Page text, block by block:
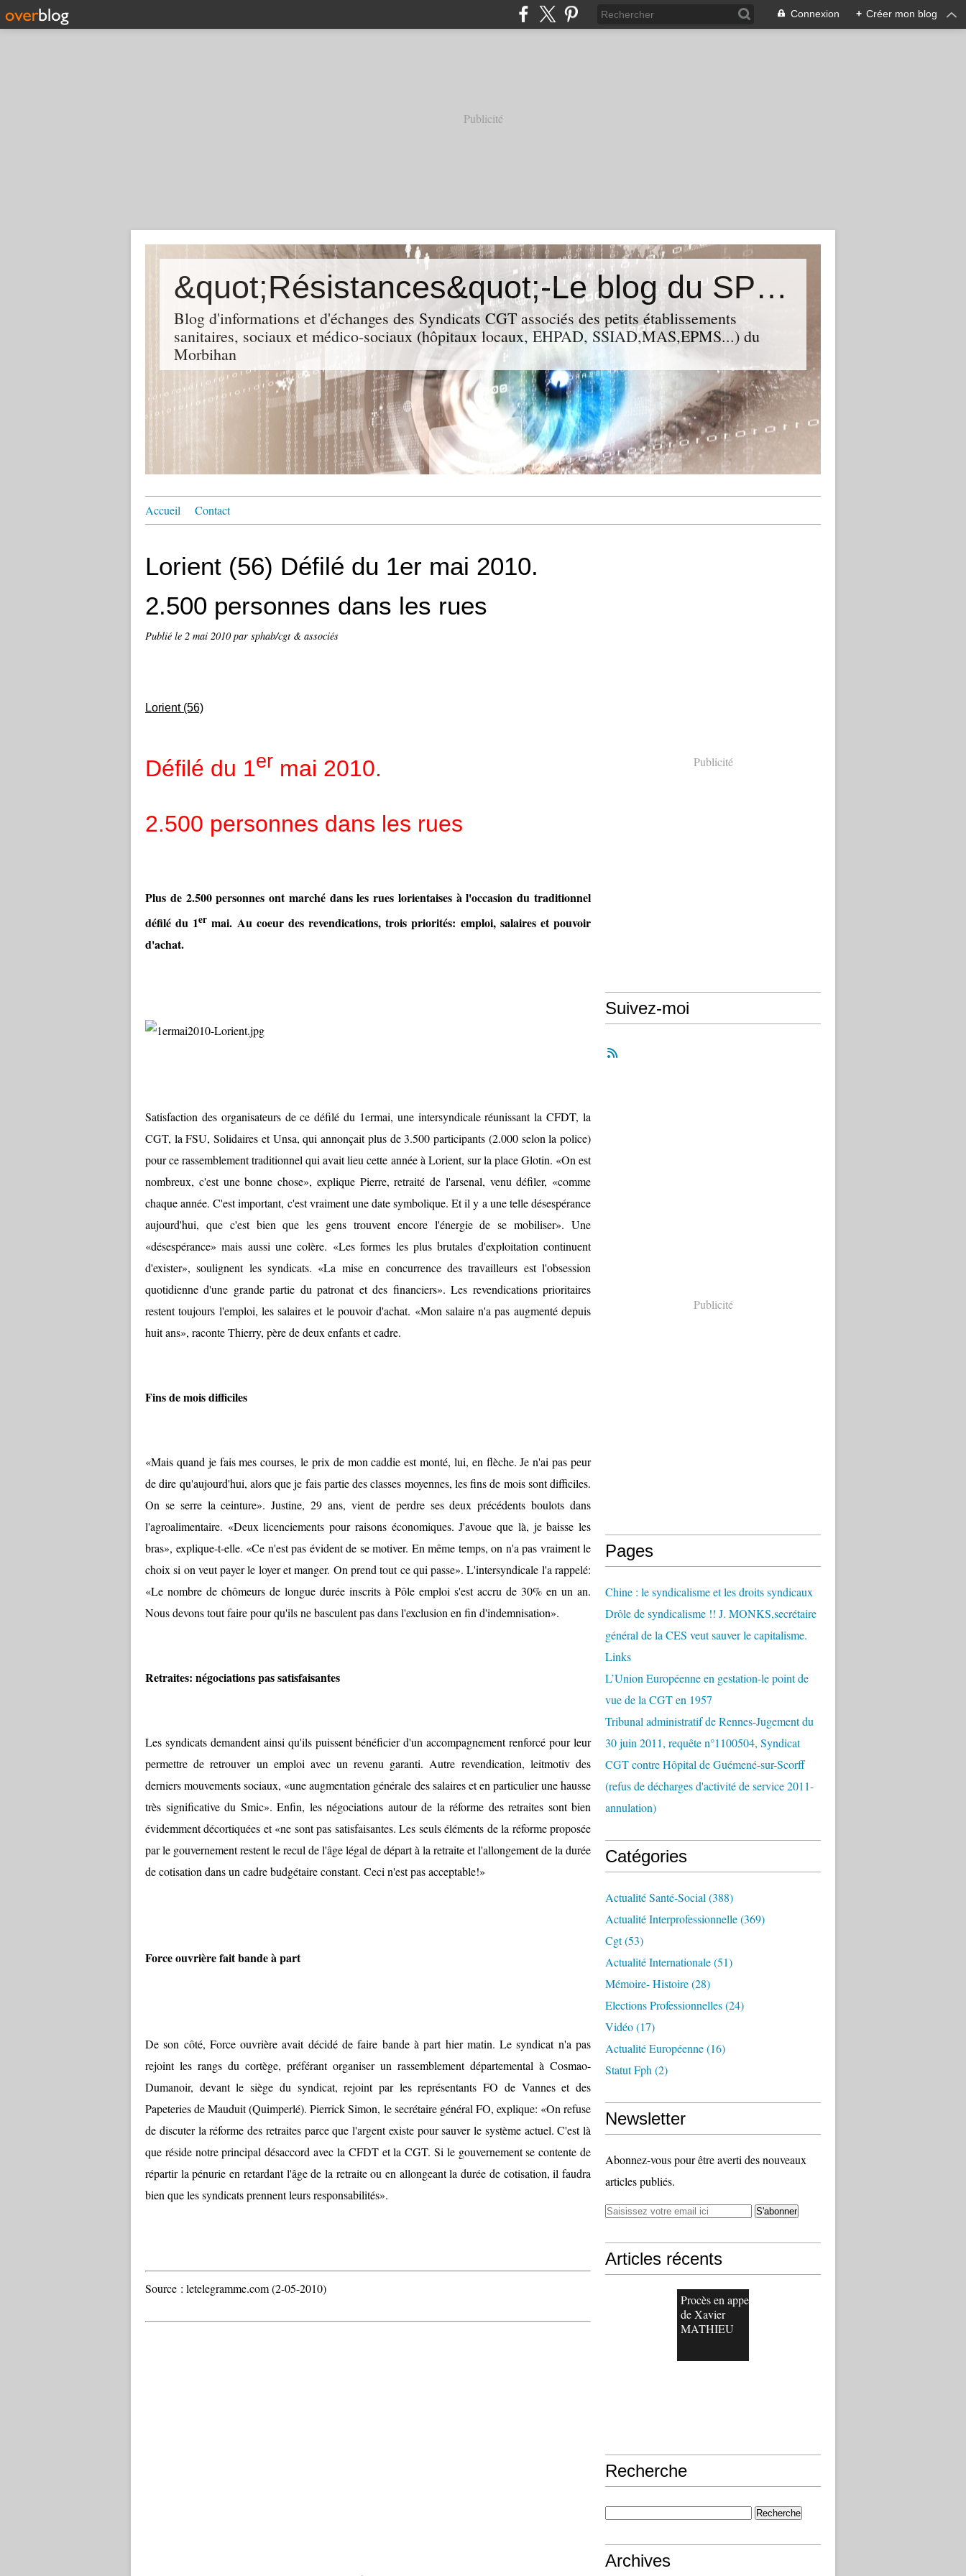
Connexion + Créer mon blog
Publicité
&quot;Résistances&quot;-Le blog du SPHAB/CGT (56-Guémené-sur-Scorff) et des Syndicats CGT associés des petits établissements sanitaires, sociaux et médico-sociaux du Morbihan qui résistent à la casse
Blog d'informations et d'échanges des Syndicats CGT associés des petits établissements
sanitaires, sociaux et médico-sociaux (hôpitaux locaux, EHPAD, SSIAD,MAS,EPMS...) du
Morbihan
Accueil Contact
Lorient (56) Défilé du 1er mai 2010.
2.500 personnes dans les rues
Publié le 2 mai 2010par sphab/cgt & associés
Lorient (56)
Défilé du 1er mai 2010.
2.500 personnes dans les rues
Plus de 2.500 personnes ont marché dans les rues lorientaises à l'occasion du traditionnel
défilé du 1er mai. Au coeur des revendications, trois priorités: emploi, salaires et pouvoir
d'achat.
Satisfaction des organisateurs de ce défilé du 1ermai, une intersyndicale réunissant la CFDT, la
CGT, la FSU, Solidaires et Unsa, qui annonçait plus de 3.500 participants (2.000 selon la police)
pour ce rassemblement traditionnel qui avait lieu cette année à Lorient, sur la place Glotin. «On est
nombreux, c'est une bonne chose», explique Pierre, retraité de l'arsenal, venu défiler, «comme
chaque année. C'est important, c'est vraiment une date symbolique. Et il y a une telle désespérance
aujourd'hui, que c'est bien que les gens trouvent encore l'énergie de se mobiliser». Une
«désespérance» mais aussi une colère. «Les formes les plus brutales d'exploitation continuent
d'exister», soulignent les syndicats. «La mise en concurrence des travailleurs est l'obsession
quotidienne d'une grande partie du patronat et des financiers». Les revendications prioritaires
restent toujours l'emploi, les salaires et le pouvoir d'achat. «Mon salaire n'a pas augmenté depuis
huit ans», raconte Thierry, père de deux enfants et cadre.
Fins de mois difficiles
«Mais quand je fais mes courses, le prix de mon caddie est monté, lui, en flèche. Je n'ai pas peur
de dire qu'aujourd'hui, alors que je fais partie des classes moyennes, les fins de mois sont difficiles.
On se serre la ceinture». Justine, 29 ans, vient de perdre ses deux précédents boulots dans
l'agroalimentaire. «Deux licenciements pour raisons économiques. J'avoue que là, je baisse les
bras», explique-t-elle. «Ce n'est pas évident de se motiver. En même temps, on n'a pas vraiment le
choix si on veut payer le loyer et manger. On prend tout ce qui passe». L'intersyndicale l'a rappelé:
«Le nombre de chômeurs de longue durée inscrits à Pôle emploi s'est accru de 30% en un an.
Nous devons tout faire pour qu'ils ne basculent pas dans l'exclusion en fin d'indemnisation».
Retraites: négociations pas satisfaisantes
Les syndicats demandent ainsi qu'ils puissent bénéficier d'un accompagnement renforcé pour leur
permettre de retrouver un emploi avec un revenu garanti. Autre revendication, leitmotiv des
derniers mouvements sociaux, «une augmentation générale des salaires et en particulier une hausse
très significative du Smic». Enfin, les négociations autour de la réforme des retraites sont bien
évidemment décortiquées et «ne sont pas satisfaisantes. Les seuls éléments de la réforme proposée
par le gouvernement restent le recul de l'âge légal de départ à la retraite et l'allongement de la durée
de cotisation dans un cadre budgétaire constant. Ceci n'est pas acceptable!»
Force ouvrière fait bande à part
De son côté, Force ouvrière avait décidé de faire bande à part hier matin. Le syndicat n'a pas
rejoint les rangs du cortège, préférant organiser un rassemblement départemental à Cosmao-
Dumanoir, devant le siège du syndicat, rejoint par les représentants FO de Vannes et des
Papeteries de Mauduit (Quimperlé). Pierrick Simon, le secrétaire général FO, explique: «On refuse
de discuter la réforme des retraites parce que l'argent existe pour sauver le système actuel. C'est là
que réside notre principal désaccord avec la CFDT et la CGT. Si le gouvernement se contente de
répartir la pénurie en retardant l'âge de la retraite ou en allongeant la durée de cotisation, il faudra
bien que les syndicats prennent leurs responsabilités».
Source : letelegramme.com (2-05-2010)
Publicité
Suivez-moi
Publicité
Pages
Chine : le syndicalisme et les droits syndicaux
Drôle de syndicalisme !! J. MONKS,secrétaire
général de la CES veut sauver le capitalisme.
Links
L’Union Européenne en gestation-le point de
vue de la CGT en 1957
Tribunal administratif de Rennes-Jugement du
30 juin 2011, requête n°1100504, Syndicat
CGT contre Hôpital de Guémené-sur-Scorff
(refus de décharges d'activité de service 2011-
annulation)
Catégories
Actualité Santé-Social (388)
Actualité Interprofessionnelle(369)
Cgt(53)
Actualité Internationale(51)
Mémoire- Histoire(28)
Elections Professionnelles(24)
Vidéo(17)
Actualité Européenne(16)
Statut Fph (2)
Newsletter
Abonnez-vous pour être averti des nouveaux
articles publiés.
Articles récents
Procès en appel
de Xavier
MATHIEU
Recherche
Archives